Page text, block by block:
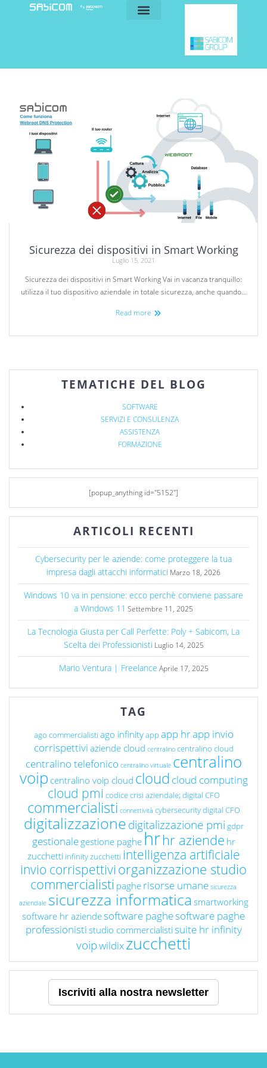
Sicurezza dei dispositivi in Smart Working
Luglio 15, 2021
Sicurezza dei dispositivi in Smart Working Vai in vacanza tranquillo:
utilizza il tuo dispositivo aziendale in totale sicurezza, anche quando…
Read more
TEMATICHE DEL BLOG
SOFTWARE
SERVIZI E CONSULENZA
ASSISTENZA
FORMAZIONE
[popup_anything id="5152"]
ARTICOLI RECENTI
Cybersecurity per le aziende: come proteggere la tua
impresa dagli attacchi informatici Marzo 18, 2026
Windows 10 va in pensione: ecco perchè conviene passare
a Windows 11 Settembre 11, 2025
La Tecnologia Giusta per Call Perfette: Poly + Sabicom, La
Scelta dei Professionisti Luglio 14, 2025
Mario Ventura | Freelance Aprile 17, 2025
TAG
ago commercialisti ago infinityapp app hrapp invio
corrispettivi aziende cloud centralino centralino cloud
centralino telefonico centralino virtuale centralino
voip centralino voip cloud cloud cloud computing
cloud pmi codice crisi aziendale; digital CFO
commercialisti connettività cybersecuritydigital CFO
digitalizzazionedigitalizzazione pmi gdpr
gestionale gestione paghe hrhr aziende hr
zucchetti infinity zucchetti intelligenza artificiale
invio corrispettivi organizzazione studio
commercialisti paghe risorse umane sicurezza
aziendale sicurezza informatica smartworking
software hr aziendesoftware paghesoftware paghe
professionisti studio commercialisti suite hr infinity
voipwildixzucchetti
Iscriviti alla nostra newsletter